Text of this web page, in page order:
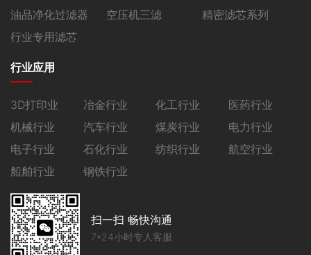
油品净化过滤器
空压机三滤
精密滤芯系列
行业专用滤芯
行业应用
3D打印业 冶金行业 化工行业
医药行业
机械行业
汽车行业 煤炭行业
电力行业
电子行业
石化行业 纺织行业
航空行业
船舶行业
钢铁行业
扫一扫 畅快沟通
7*24小时专人客服